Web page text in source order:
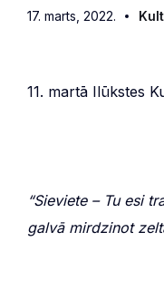
17. marts, 2022.
11. martā Ilūkstes
“Sieviete – Tu esi
galvā mirdzinot